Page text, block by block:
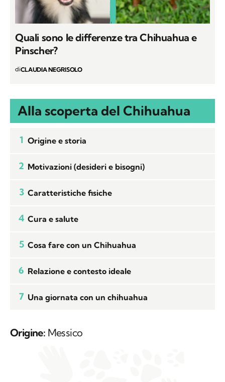
Quali sono le differenze tra Chihuahua e
Pinscher?
diCLAUDIA NEGRISOLO
Alla scoperta del Chihuahua
1 Origine e storia
2 Motivazioni (desideri e bisogni)
3 Caratteristiche fisiche
4 Cura e salute
5 Cosa fare con un Chihuahua
6 Relazione e contesto ideale
7 Una giornata con un chihuahua
Origine: Messico